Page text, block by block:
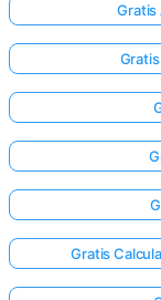
Gratis
Gratis